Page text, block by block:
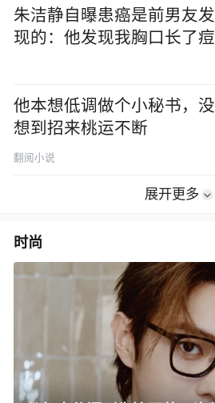
朱洁静自曝患癌是前男友发
现的：他发现我胸口长了痘
他本想低调做个小秘书，没
想到招来桃运不断
翻阅小说
展开更多
时尚